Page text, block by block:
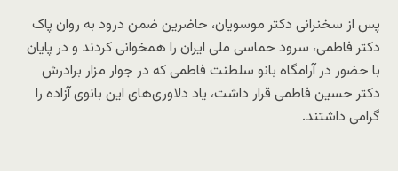
پس از سخنرانی دکتر موسویان، حاضرین ضمن درود به روان پاک
دکتر فاطمی، سرود حماسی ملی ایران را همخوانی کردند و در پایان
با حضور در آرامگاه بانو سلطنت فاطمی که در جوار مزار برادرش
دکتر حسین فاطمی قرار داشت، یاد دلاوری‌های این بانوی آزاده را
گرامی داشتند.